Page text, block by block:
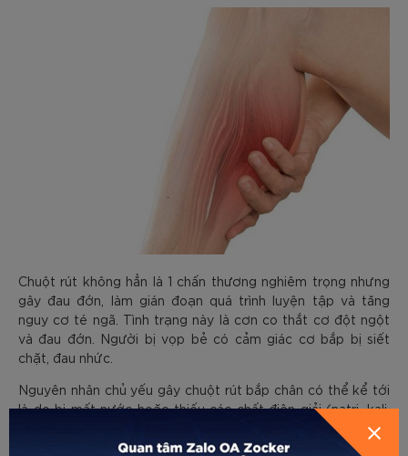
Chuột rút không hẳn là 1 chấn thương nghiêm trọng nhưng
gây đau đớn, làm gián đoạn quá trình luyện tập và tăng
nguy cơ té ngã. Tình trạng này là cơn co thắt cơ đột ngột
và đau đớn. Người bị vọp bẻ có cảm giác cơ bắp bị siết
chặt, đau nhức.
Nguyên nhân chủ yếu gây chuột rút bắp chân có thể kể tới
là do bị mất nước hoặc thiếu các chất điện giải (natri, kali,
magiê) thoát ra theo đường mồ hôi, vận động quá sức mà
không nghỉ ngơi, khởi động không đúng cách.